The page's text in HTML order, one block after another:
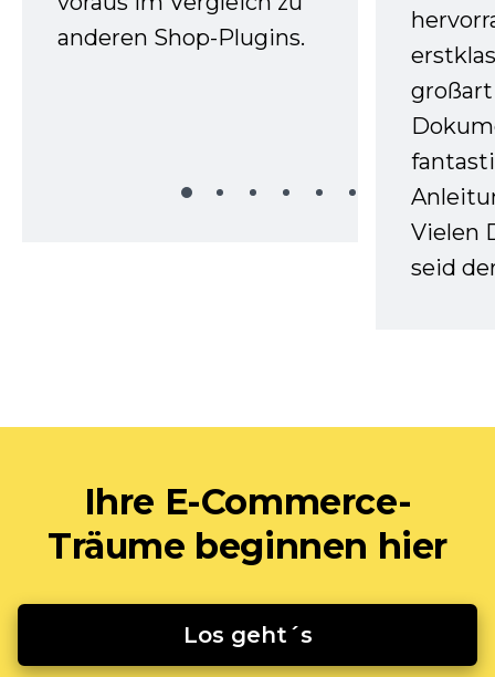
anderen Shop-Plugins.
Vielen
seid
Ihre E-Commerce-
Träume beginnen hier
Los geht´s